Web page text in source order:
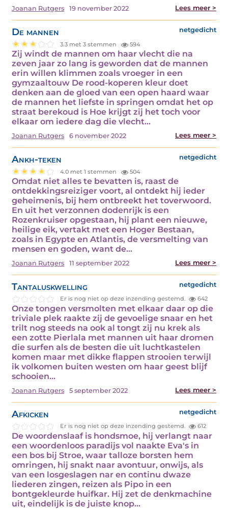
Joanan Rutgers 19 november 2022 Lees meer >
De mannen netgedicht
3.3 met 3 stemmen 594
Zij windt de mannen om haar vlecht die na
zeven jaar zo lang is geworden dat de mannen
erin willen klimmen zoals vroeger in een
gymzaaltouw De rood-koperen kleur doet
denken aan de gloed van een open haard waar
de mannen het liefste in springen omdat het op
straat berekoud is Hoe krijgt zij het toch voor
elkaar om iedere dag die vlecht…
Joanan Rutgers 6 november 2022 Lees meer >
Ankh-teken netgedicht
4.0 met 1 stemmen 504
Omdat niet alles te bevatten is, raast de
ontdekkingsreiziger voort, al ontdekt hij ieder
geheimenis, bij hem ontbreekt het toverwoord.
En uit het verzonnen dodenrijk is een
Rozenkruiser opgestaan, hij plant een nieuwe,
heilige eik, vertakt met een Hoger Bestaan,
zoals in Egypte en Atlantis, de versmelting van
mensen en goden, want de…
Joanan Rutgers 11 september 2022 Lees meer >
Tantaluskwelling netgedicht
Er is nog niet op deze inzending gestemd. 642
Onze tongen versmolten met elkaar daar op die
triviale plek raakte zij de gevoelige snaar en het
trilt nog steeds na ook al tongt zij nu krek als
een zotte Pierlala met mannen uit haar dromen
die surfen als de besten die uit luchtkastelen
komen maar met dikke flappen strooien terwijl
ik volkomen buiten westen om haar geest blijf
schooien…
Joanan Rutgers 5 september 2022 Lees meer >
Afkicken netgedicht
Er is nog niet op deze inzending gestemd. 612
De woordenslaaf is hondsmoe, hij verlangt naar
een woordenloos paradijs vol naakte Eva's in
een bos bij Stroe, waar talloze borsten hem
omringen, hij snakt naar avontuur, onwijs, als
van een losgeslagen nar en continu dwaze
liederen zingen, reizen als Pipo in een
bontgekleurde huifkar. Hij zet de denkmachine
uit, eindelijk is de juiste knop…